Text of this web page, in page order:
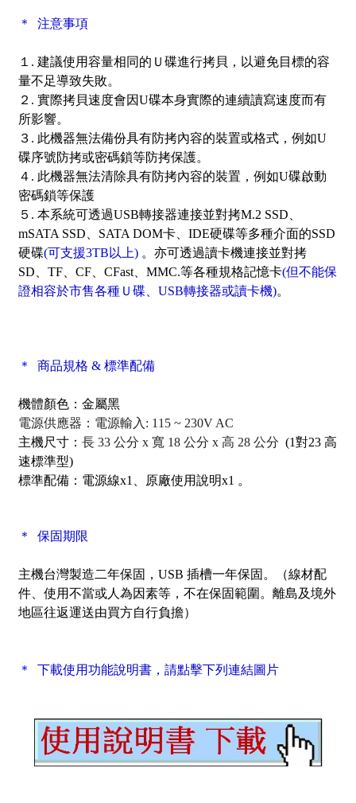
＊ 注意事項
１. 建議使用容量相同的Ｕ碟進行拷貝，以避免目標的容
量不足導致失敗。
２. 實際拷貝速度會因U碟本身實際的連續讀寫速度而有
所影響。
３. 此機器無法備份具有防拷內容的裝置或格式，例如U
碟序號防拷或密碼鎖等防拷保護。
４. 此機器無法清除具有防拷內容的裝置，例如U碟啟動
密碼鎖等保護
５. 本系統可透過USB轉接器連接並對拷M.2 SSD、
mSATA SSD、SATA DOM卡、IDE硬碟等多種介面的SSD
硬碟(可支援3TB以上)。亦可透過讀卡機連接並對拷
SD、TF、CF、CFast、MMC.等各種規格記憶卡(但不能保
證相容於市售各種Ｕ碟、USB轉接器或讀卡機)。
＊ 商品規格 & 標準配備
機體顏色：金屬黑
電源供應器：電源輸入: 115 ~ 230V AC
主機尺寸： 長 33 公分 x 寬 18 公分 x 高 28 公分 (1對23 高
速標準型)
標準配備： 電源線x1、原廠使用說明x1 。
＊ 保固期限
主機台灣製造二年保固，USB 插槽一年保固。
（線材配
件、使用不當或人為因素等，不在保固範圍。離島及境外
地區往返運送由買方自行負擔）
＊ 下載使用功能說明書，請點擊下列連結圖片